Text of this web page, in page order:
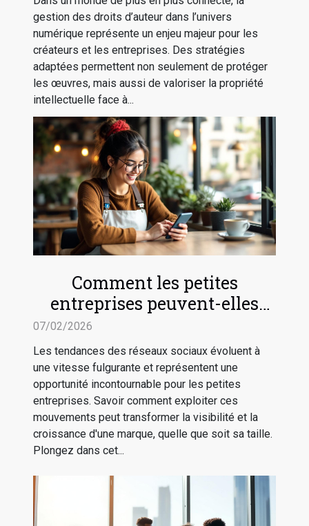
gestion des droits d’auteur dans l’univers
numérique représente un enjeu majeur pour les
créateurs et les entreprises. Des stratégies
adaptées permettent non seulement de protéger
les œuvres, mais aussi de valoriser la propriété
intellectuelle face à...
Comment les petites
entreprises peuvent-elles
tirer profit des tendances des
réseaux sociaux ?
07/02/2026
Les tendances des réseaux sociaux évoluent à
une vitesse fulgurante et représentent une
opportunité incontournable pour les petites
entreprises. Savoir comment exploiter ces
mouvements peut transformer la visibilité et la
croissance d'une marque, quelle que soit sa taille.
Plongez dans cet...